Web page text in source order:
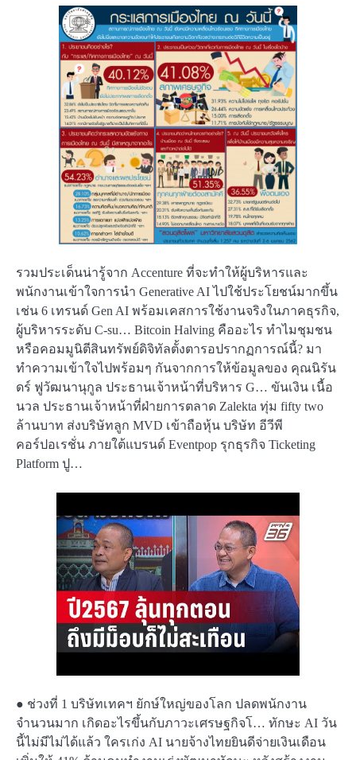
รวมประเด็นน่ารู้จาก Accenture ที่จะทำให้ผู้บริหารและ
พนักงานเข้าใจการนำ Generative AI ไปใช้ประโยชน์มากขึ้น
เช่น 6 เทรนด์ Gen AI พร้อมเคสการใช้งานจริงในภาคธุรกิจ,
ผู้บริหารระดับ C-su… Bitcoin Halving คืออะไร ทำไมชุมชน
หรือคอมมูนิตีสินทรัพย์ดิจิทัลตั้งตารอปรากฏการณ์นี้? มา
ทำความเข้าใจไปพร้อมๆ กันจากการให้ข้อมูลของ คุณนิรัน
ดร์ ฟูวัฒนานุกูล ประธานเจ้าหน้าที่บริหาร G… ขันเงิน เนื้อ
นวล ประธานเจ้าหน้าที่ฝ่ายการตลาด Zalekta ทุ่ม fifty two
ล้านบาท ส่งบริษัทลูก MVD เข้าถือหุ้น บริษัท อีวีพี
คอร์ปอเรชั่น ภายใต้แบรนด์ Eventpop รุกธุรกิจ Ticketing
Platform ปู…
● ช่วงที่ 1 บริษัทเทคฯ ยักษ์ใหญ่ของโลก ปลดพนักงาน
จำนวนมาก เกิดอะไรขึ้นกับภาวะเศรษฐกิจโ… ทักษะ AI วัน
นี้ไม่มีไม่ได้แล้ว ใครเก่ง AI นายจ้างไทยยินดีจ่ายเงินเดือน